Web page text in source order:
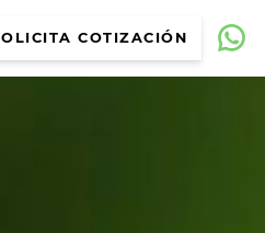
COTIZACIÓN